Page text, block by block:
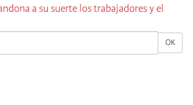
OK
a su suerte los trabajadores y el